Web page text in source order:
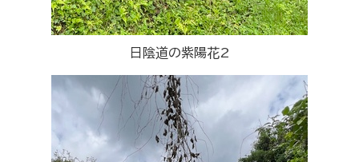
日陰道の紫陽花2